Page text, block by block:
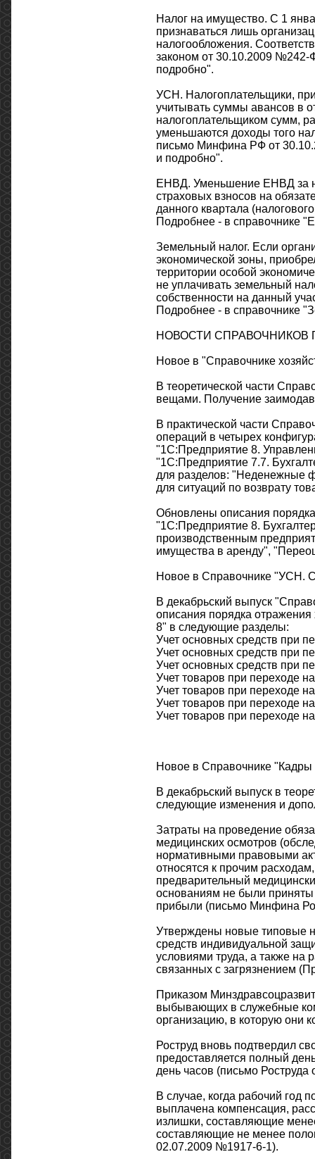
Налог на имущество. С 1
признаваться лишь
налогообложения.
законом от 30.10.2009 №242-
подробно".
УСН. Налогоплательщики,
учитывать суммы авансов в
налогоплательщиком сумм,
уменьшаются доходы того
письмо Минфина РФ от
и подробно".
ЕНВД. Уменьшение ЕНВД за
страховых взносов на
данного квартала
Подробнее - в справочнике
Земельный налог. Если
экономической зоны,
территории особой
не уплачивать земельный
собственности на данный
Подробнее - в справочнике
НОВОСТИ СПРАВОЧНИКОВ
Новое в "Справочнике
В теоретической части
вещами. Получение
В практической части
операций в четырех
"1С:Предприятие 8.
"1С:Предприятие 7.7.
для разделов: "Неденежные
для ситуаций по возврату
Обновлены описания
"1С:Предприятие 8.
производственным
имущества в аренду",
Новое в Справочнике "УСН.
В декабрьский выпуск
описания порядка отражения
8" в следующие разделы:
Учет основных средств при
Учет основных средств при
Учет основных средств при
Учет товаров при переходе
Учет товаров при переходе
Учет товаров при переходе
Учет товаров при переходе
Новое в Справочнике "Кадры
В декабрьский выпуск в
следующие изменения и
Затраты на проведение
медицинских осмотров
нормативными правовыми
относятся к прочим
предварительный
основаниям не были приняты
прибыли (письмо Минфина
Утверждены новые типовые
средств индивидуальной
условиями труда, а также на
связанных с загрязнением
Приказом
выбывающих в служебные
организацию, в которую они
Роструд вновь подтвердил
предоставляется полный
день часов (письмо
В случае, когда рабочий год
выплачена компенсация,
излишки, составляющие
составляющие не менее
02.07.2009 №1917-6-1).